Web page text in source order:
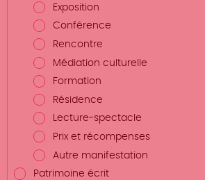
Exposition
Conférence
Rencontre
Médiation culturelle
Formation
Résidence
Lecture-spectacle
Prix et récompenses
Autre manifestation
Patrimoine écrit